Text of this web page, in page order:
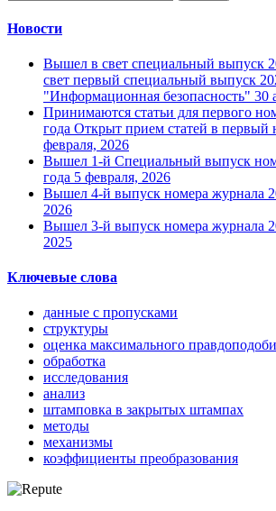
Новости
Вышел в свет специальный выпуск
свет первый специальный выпуск
"Информационная безопасность" 30
Принимаются статьи для первого
года Открыт прием статей в первый
февраля, 2026
Вышел 1-й Специальный выпуск
года 5 февраля, 2026
Вышел 4-й выпуск номера журнала
2026
Вышел 3-й выпуск номера журнала
2025
Ключевые слова
данные с пропусками
структуры
оценка максимального
обработка
исследования
анализ
штамповка в закрытых штампах
методы
механизмы
коэффициенты преобразования